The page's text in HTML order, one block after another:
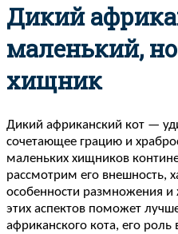
Дикий
маленький,
хищник
Дикий африканский кот —
сочетающее грацию и
маленьких хищников
рассмотрим его внешность,
особенности размножения
этих аспектов поможет
африканского кота, его роль